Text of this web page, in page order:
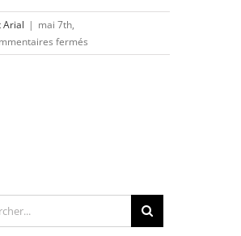
Arial | mai 7th,
fermés
PREPARATEUR